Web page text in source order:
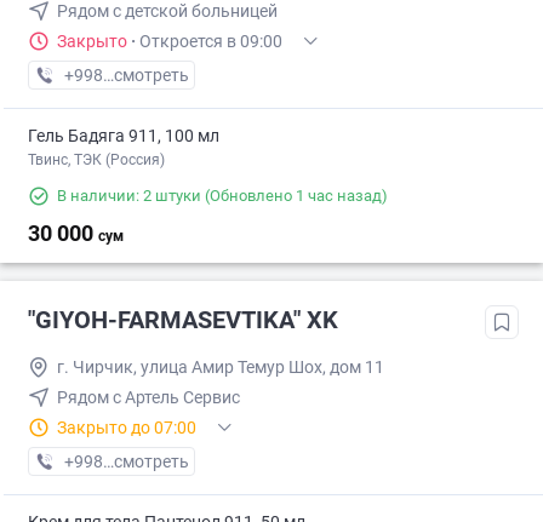
Рядом с детской больницей
Закрыто · Откроется в 09:00
+998 (91) XXX-XX-XX
смотреть
Гель Бадяга 911, 100 мл
Твинс, ТЭК (Россия)
В наличии: 2 штуки (Обновлено 1 час назад)
30 000 сум
"GIYOH-FARMASEVTIKA" XK
г. Чирчик, улица Амир Темур Шох, дом 11
Рядом c Артель Сервис
Закрыто до 07:00
+998 (70) XXX-XX-XX
смотреть